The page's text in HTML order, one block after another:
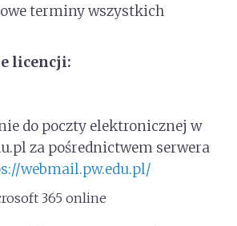
terminy wszystkich
licencji:
do poczty elektronicznej w
za pośrednictwem serwera
webmail.pw.edu.pl/
365 online